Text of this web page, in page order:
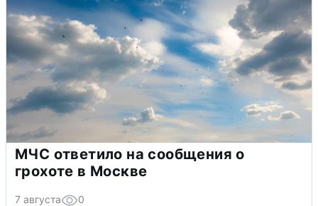
МЧС ответило на сообщения о
грохоте в Москве
7 августа 0